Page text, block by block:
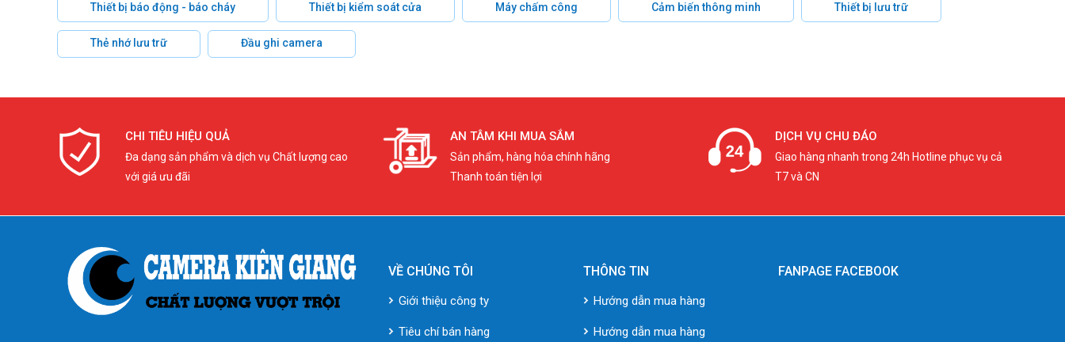
Thiết bị báo động - báo cháy Thiết bị kiểm soát cửa Máy chấm công Cảm biến thông minh Thiết bị lưu trữ
Thẻ nhớ lưu trữ Đầu ghi camera
CHI TIÊU HIỆU QUẢ
Đa dạng sản phẩm và dịch vụ Chất lượng cao
với giá ưu đãi
AN TÂM KHI MUA SẮM
Sản phẩm, hàng hóa chính hãng
Thanh toán tiện lợi
DỊCH VỤ CHU ĐÁO
Giao hàng nhanh trong 24h Hotline phục vụ cả
T7 và CN
VỀ CHÚNG TÔI
Giới thiệu công ty
Tiêu chí bán hàng
THÔNG TIN
Hướng dẫn mua hàng
Hướng dẫn mua hàng
FANPAGE FACEBOOK